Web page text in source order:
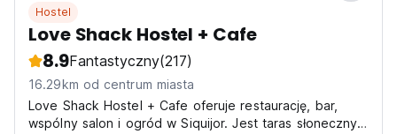
Hostel
Love Shack Hostel + Cafe
8.9Fantastyczny(217)
16.29km od centrum miasta
Love Shack Hostel + Cafe oferuje restaurację, bar,
wspólny salon i ogród w Siquijor. Jest taras słoneczny i